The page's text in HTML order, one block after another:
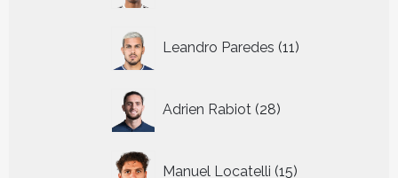
Leandro Paredes 11
producten
Adrien Rabiot 28
producten
Manuel Locatelli 15